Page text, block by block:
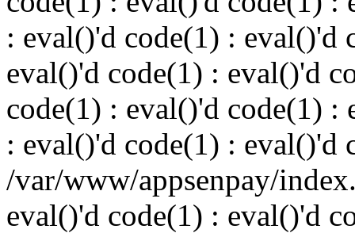
: eval()'d code(1) : eval()'d
eval()'d code(1) : eval()'d
code(1) : eval()'d code(1) :
: eval()'d code(1) : eval()'d
/var/www/appsenpay/
eval()'d code(1) : eval()'d